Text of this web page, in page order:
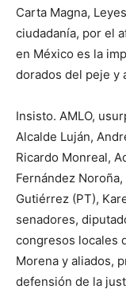
Carta Magna,
ciudadanía, por el
en México es la
dorados del peje y
Insisto. AMLO,
Alcalde Luján,
Ricardo Monreal,
Fernández
Gutiérrez (PT),
senadores,
congresos locales
Morena y aliados,
defensión de la